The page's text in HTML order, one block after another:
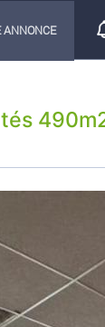
ANNONCE